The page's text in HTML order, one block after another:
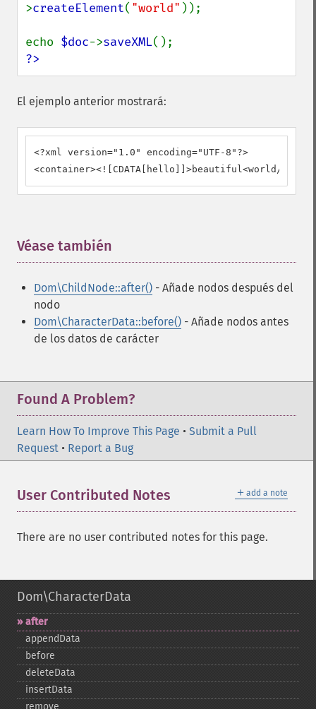
>createElement( "world" ));
echo $doc->saveXML
?>
El ejemplo anterior mostrará:
<?xml version="1.0" encoding="UTF-8"?>
<container><![CDATA[hello]]>beautiful<world/></
Véase también
Dom\ChildNode::after() - Añade nodos después del
nodo
Dom\CharacterData::before() - Añade nodos antes
de los datos de carácter
Found A Problem?
Learn How To Improve This Page • Submit a Pull
Request • Report a Bug
＋ add a note
User Contributed Notes
There are no user contributed notes for this page.
Dom\CharacterData
after
appendData
before
deleteData
insertData
remove